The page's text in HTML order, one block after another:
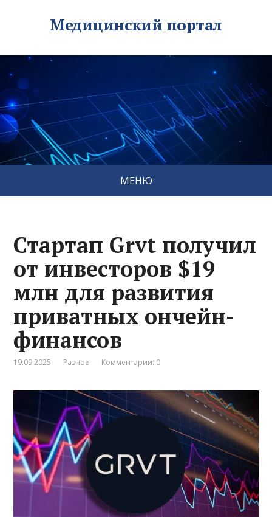
Медицинский портал
МЕНЮ
Стартап Grvt получил
от инвесторов $19
млн для развития
приватных ончейн-
финансов
19.09.2025 Разное Комментарии: 0